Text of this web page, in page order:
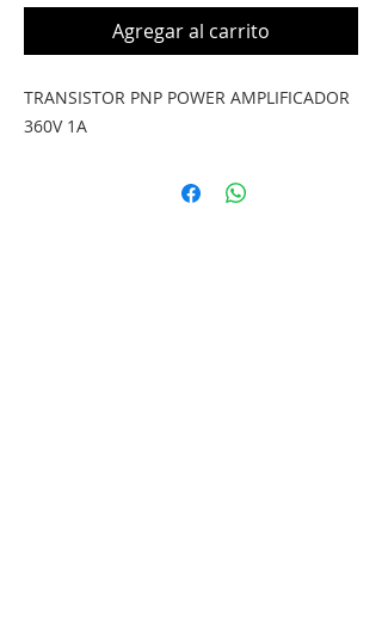
Agregar al carrito
TRANSISTOR PNP POWER AMPLIFICADOR
360V 1A